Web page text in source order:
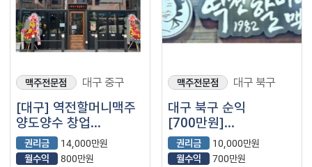
맥주전문점 대구 중구
[대구] 역전할머니맥주
양도양수 창업
(프랜차이즈/주점/술집/
이자카야)
권리금
14,000만원
월수익
800만원
맥주전문점 대구 북구
대구 북구 순익
[700만원]
역전할머니맥주
양도양수합니다.
권리금
10,000만원
월수익
700만원